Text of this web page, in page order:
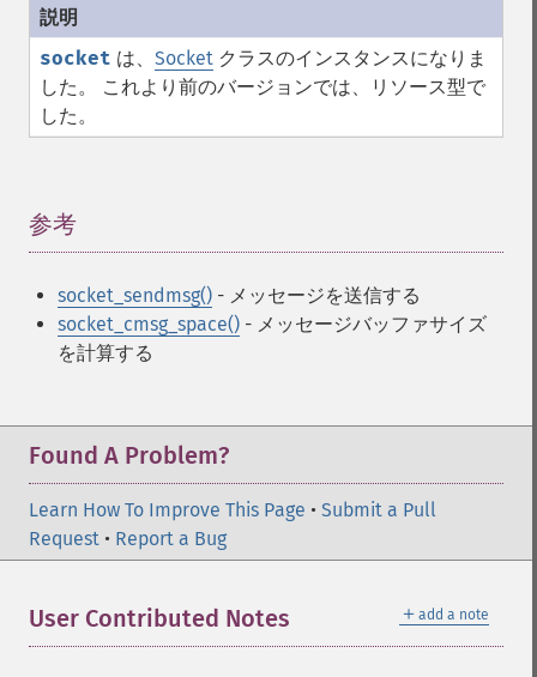
socket は、 Socket クラスのインスタンスになりま
した。 これより前のバージョンでは、リソース型で
した。
参考
socket_sendmsg() - メッセージを送信する
socket_cmsg_space() - メッセージバッファサイズ
を計算する
Found A Problem?
Learn How To Improve This Page • Submit a Pull
Request • Report a Bug
＋ add a note
User Contributed Notes